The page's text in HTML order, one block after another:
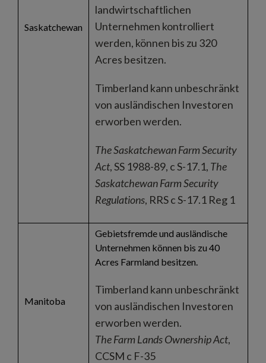
Saskatchewan
landwirtschaftlichen
Unternehmen kontrolliert
werden, können bis zu 320
Acres besitzen.
Timberland kann unbeschränkt
von ausländischen Investoren
erworben werden.
The Saskatchewan Farm Security
Act, SS 1988-89, c S-17.1, The
Saskatchewan Farm Security
Regulations, RRS c S-17.1 Reg 1
Manitoba
Gebietsfremde und ausländische
Unternehmen können bis zu 40
Acres Farmland besitzen.
Timberland kann unbeschränkt
von ausländischen Investoren
erworben werden.
The Farm Lands Ownership Act,
CCSM c F-35